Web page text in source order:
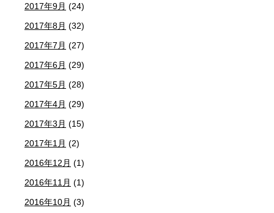
2017年9月 (24)
2017年8月 (32)
2017年7月 (27)
2017年6月 (29)
2017年5月 (28)
2017年4月 (29)
2017年3月 (15)
2017年1月 (2)
2016年12月 (1)
2016年11月 (1)
2016年10月 (3)